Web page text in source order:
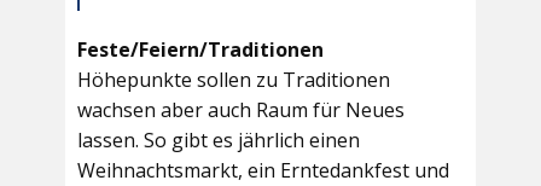
Feste/Feiern/Traditionen
Höhepunkte sollen zu Traditionen
wachsen aber auch Raum für Neues
lassen. So gibt es jährlich einen
Weihnachtsmarkt, ein Erntedankfest und